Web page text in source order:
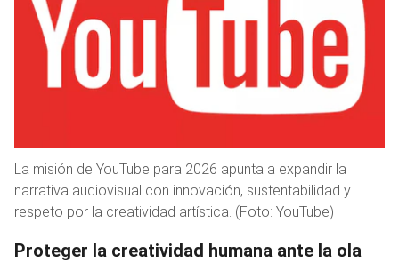
La misión de YouTube para 2026 apunta a expandir la
narrativa audiovisual con innovación, sustentabilidad y
respeto por la creatividad artística. (Foto: YouTube)
Proteger la creatividad humana ante la ola